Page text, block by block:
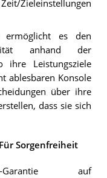
Zieleinstellungen
ermöglicht es den
anhand der
ihre Leistungsziele
ablesbaren Konsole
über ihre
dass sie sich
Sorgenfreiheit
auf